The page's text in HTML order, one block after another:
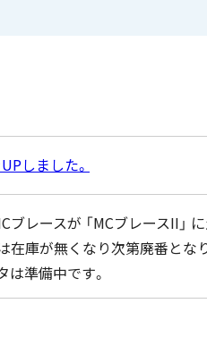
しました。
レースが 「MCブレースII」
在庫が無くなり次第廃番とな
準備中です。